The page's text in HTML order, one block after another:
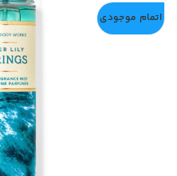
اتمام موجودی